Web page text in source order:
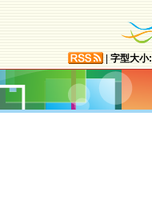
字型大小: